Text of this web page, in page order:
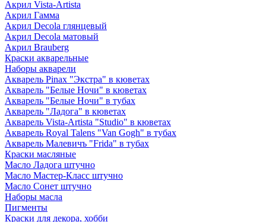
Акрил Vista-Artista
Акрил Гамма
Акрил Decola глянцевый
Акрил Decola матовый
Акрил Brauberg
Краски акварельные
Наборы акварели
Акварель Pinax "Экстра" в кюветах
Акварель "Белые Ночи" в кюветах
Акварель "Белые Ночи" в тубах
Акварель "Ладога" в кюветах
Акварель Vista-Artista "Studio" в кюветах
Акварель Royal Talens "Van Gogh" в тубах
Акварель Малевичъ "Frida" в тубах
Краски масляные
Масло Ладога штучно
Масло Мастер-Класс штучно
Масло Сонет штучно
Наборы масла
Пигменты
Краски для декора, хобби